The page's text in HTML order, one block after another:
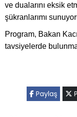
ve dualarını eksik
şükranlarımı
Program, Bakan
tavsiyelerde
Paylaş